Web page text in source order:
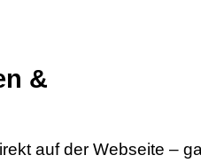
&
auf der Webseite –